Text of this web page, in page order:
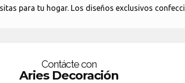
para tu hogar. Los diseños exclusivos
Contácte con
Aries Decoración